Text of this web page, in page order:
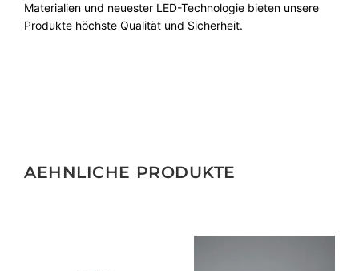
Materialien und neuester LED-Technologie bieten unsere
Produkte höchste Qualität und Sicherheit.
AEHNLICHE PRODUKTE